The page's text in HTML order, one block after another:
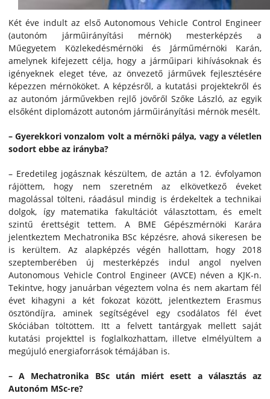
Két éve indult az első Autonomous Vehicle Control Engineer
(autonóm járműirányítási mérnök) mesterképzés a
Műegyetem Közlekedésmérnöki és Járműmérnöki Karán,
amelynek kifejezett célja, hogy a járműipari kihívásoknak és
igényeknek eleget téve, az önvezető járművek fejlesztésére
képezzen mérnököket. A képzésről, a kutatási projektekről és
az autonóm járművekben rejlő jövőről Szőke László, az egyik
elsőként diplomázott autonóm járműirányítási mérnök mesélt.
– Gyerekkori vonzalom volt a mérnöki pálya, vagy a véletlen
sodort ebbe az irányba?
– Eredetileg jogásznak készültem, de aztán a 12. évfolyamon
rájöttem, hogy nem szeretném az elkövetkező éveket
magolással tölteni, ráadásul mindig is érdekeltek a technikai
dolgok, így matematika fakultációt választottam, és emelt
szintű érettségit tettem. A BME Gépészmérnöki Karára
jelentkeztem Mechatronika BSc képzésre, ahová sikeresen be
is kerültem. Az alapképzés végén hallottam, hogy 2018
szeptemberében új mesterképzés indul angol nyelven
Autonomous Vehicle Control Engineer (AVCE) néven a KJK-n.
Tekintve, hogy januárban végeztem volna és nem akartam fél
évet kihagyni a két fokozat között, jelentkeztem Erasmus
ösztöndíjra, aminek segítségével egy csodálatos fél évet
Skóciában töltöttem. Itt a felvett tantárgyak mellett saját
kutatási projekttel is foglalkozhattam, illetve elmélyültem a
megújuló energiaforrások témájában is.
– A Mechatronika BSc után miért esett a választás az
Autonóm MSc-re?